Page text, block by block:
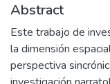
Abstract
Este trabajo de
la dimensión
perspectiva